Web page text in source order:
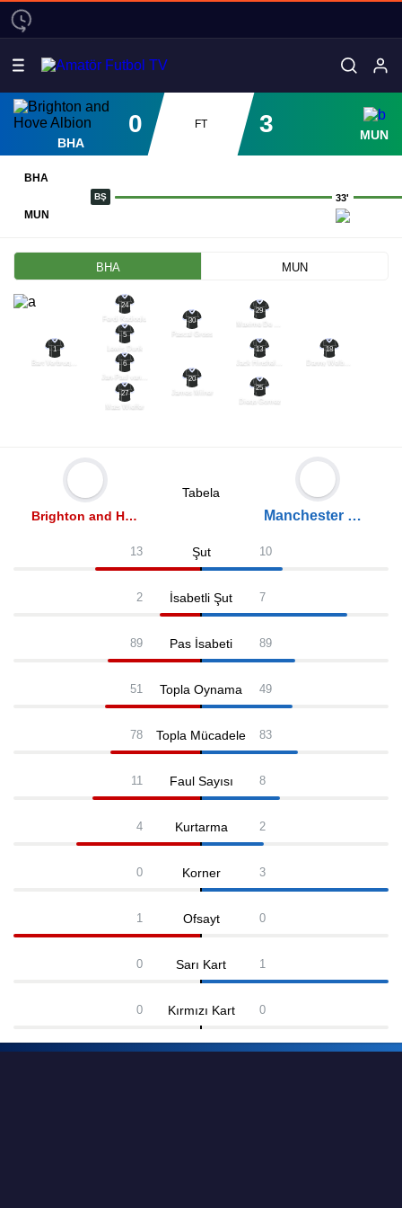
BHA
0 FT 3 MUN
BHA
MUN
BŞ 33'
BHA MUN
1
24
Ferdi Kadioglu
5
Lewis Dunk
6
27
Mats Wieffer
30
Pascal Gross
20
James Milner
29
13
25
Diego Gomez
18
Brighton and Hove Albion
Tabela
Manchester United
13 Şut 10
2 İsabetli Şut 7
89 Pas İsabeti 89
51 Topla Oynama 49
78 Topla Mücadele 83
11 Faul Sayısı 8
4 Kurtarma 2
0 Korner 3
1 Ofsayt 0
0 Sarı Kart 1
0 Kırmızı Kart 0